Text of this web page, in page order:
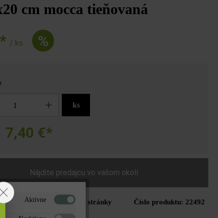
cm mocca tieňovaná
/ ks %
ks
7,40 €*
Nájdite predajcu vo vašom okolí
zoznamu želaní Tlač stránky Číslo produktu: 22492
Aktívne